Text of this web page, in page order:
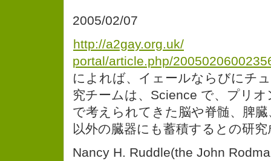
2005/02/07
http://a2gay.org.uk/
portal/article.php/
によれば、イェールならびにチ
究チームは、Science で、プリ
で考えられてきた脳や脊髄、脾
以外の臓器にも蓄積するとの研
Nancy H. Ruddle(the John